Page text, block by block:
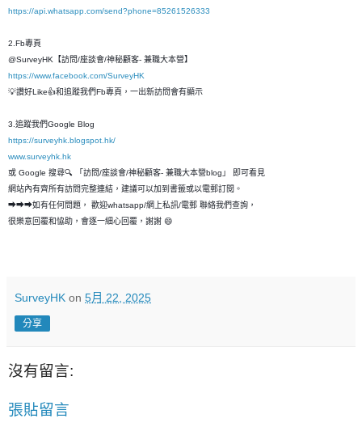
https://api.whatsapp.com/send?phone=85261526333
2.Fb專頁
@SurveyHK【訪問/座談會/神秘顧客- 兼職大本營】
https://www.facebook.com/SurveyHK
💡讚好Like👍和追蹤我們Fb專頁，一出新訪問會有顯示
3.追蹤我們Google Blog
https://surveyhk.blogspot.hk/
www.surveyhk.hk
或 Google 搜尋🔍 「訪問/座談會/神秘顧客- 兼職大本營blog」 即可看見
網站內有齊所有訪問完整連結，建議可以加到書籤或以電郵訂閱。
➡➡➡如有任何問題， 歡迎whatsapp/網上私訊/電郵 聯絡我們查詢，
很樂意回覆和恊助，會逐一細心回覆，謝謝 😄
SurveyHK on 5月 22, 2025
分享
沒有留言:
張貼留言